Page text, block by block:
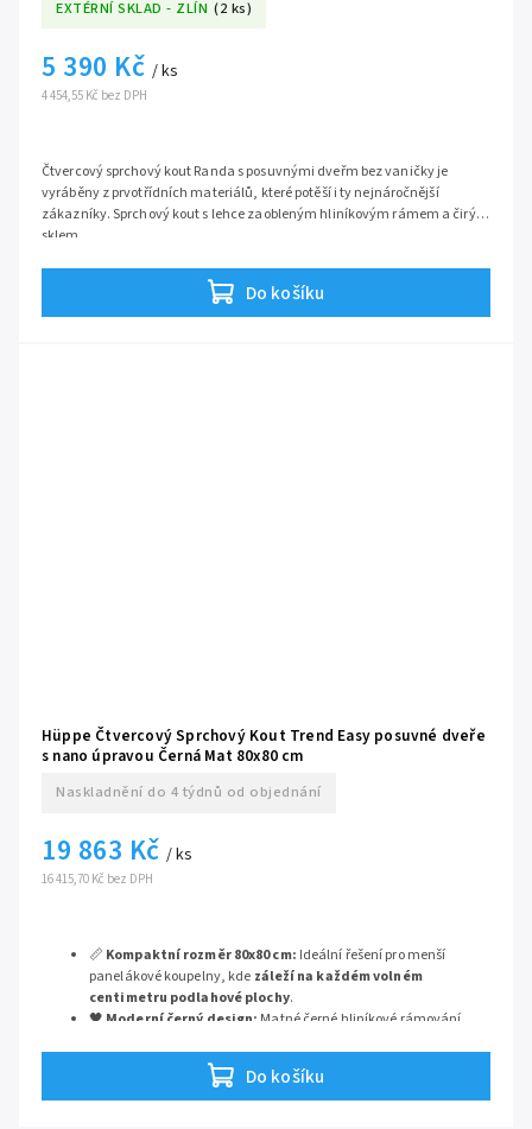
EXTÉRNÍ SKLAD - ZLÍN (2 ks)
4 454,55 Kč bez DPH
5 390 Kč / ks
Do košíku
Čtvercový sprchový kout Randa s posuvnými dveřm bez vaničky je
vyráběny z prvotřídních materiálů, které potěší i ty nejnáročnější
zákazníky. Sprchový kout s lehce zaobleným hliníkovým rámem a čirým
sklem.
Hüppe Čtvercový Sprchový Kout Trend Easy posuvné dveře
s nano úpravou Černá Mat 80x80 cm
Naskladnění do 4 týdnů od objednání
16 415,70 Kč bez DPH
19 863 Kč / ks
Do košíku
📏 Kompaktní rozměr 80x80 cm: Ideální řešení pro menší
panelákové koupelny, kde záleží na každém volném
centimetru podlahové plochy.
🖤 Moderní černý design: Matné černé hliníkové rámování
industriální nádech.
Chytré posuvné dveře:Dvoudílný posuvný systém se
vstupem 38,6 cm nezasahuje při otevírání do prostoru a